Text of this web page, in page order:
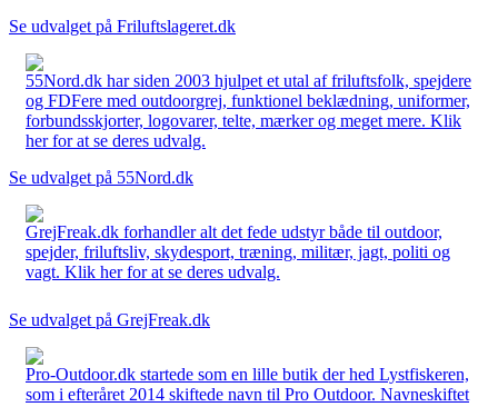
Se udvalget på Friluftslageret.dk
55Nord.dk har siden 2003 hjulpet et utal af friluftsfolk, spejdere
og FDFere med outdoorgrej, funktionel beklædning, uniformer,
forbundsskjorter, logovarer, telte, mærker og meget mere. Klik
her for at se deres udvalg.
Se udvalget på 55Nord.dk
GrejFreak.dk forhandler alt det fede udstyr både til outdoor,
spejder, friluftsliv, skydesport, træning, militær, jagt, politi og
vagt. Klik her for at se deres udvalg.
Se udvalget på GrejFreak.dk
Pro-Outdoor.dk startede som en lille butik der hed Lystfiskeren,
som i efteråret 2014 skiftede navn til Pro Outdoor. Navneskiftet